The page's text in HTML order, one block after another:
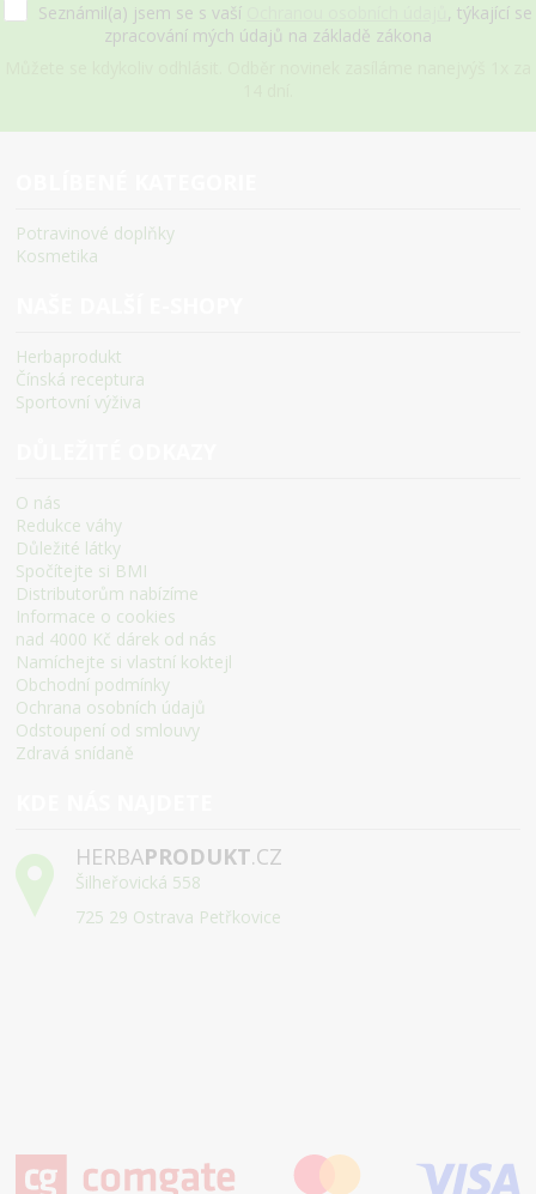
Seznámil(a) jsem se s vaší
, týkající se
zpracování mých údajů na základě zákona
Potravinové doplňky
Kosmetika
Herbaprodukt
Čínská receptura
Sportovní výživa
O nás
Redukce váhy
Důležité látky
Spočítejte si BMI
Distributorům nabízíme
Informace o cookies
nad 4000 Kč dárek od nás
Namíchejte si vlastní koktejl
Obchodní podmínky
Ochrana osobních údajů
Odstoupení od smlouvy
Zdravá snídaně
HERBAPRODUKT.CZ
Šilheřovická 558
725 29 Ostrava Petřkovice